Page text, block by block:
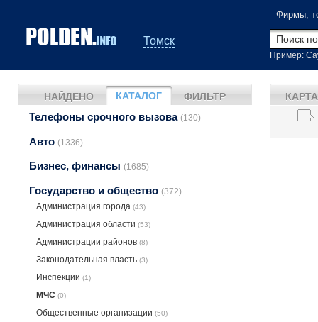
Томск
Фирмы,
Пример:
НАЙДЕНО КАТАЛОГ ФИЛЬТР
Телефоны срочного вызова (130)
Авто (1336)
Бизнес, финансы (1685)
Государство и общество (372)
Администрация города (43)
Администрация области (53)
Администрации районов (8)
Законодательная власть (3)
Инспекции (1)
МЧС (0)
Общественные организации (50)
КАРТА